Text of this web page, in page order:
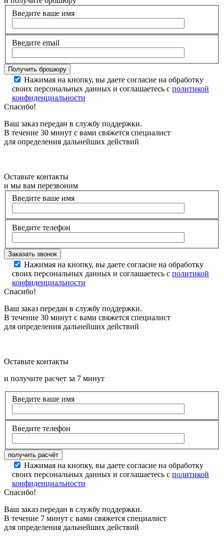
Введите ваше имя
Введите email
Нажимая на кнопку, вы даете согласие на обработку
своих персональных данных и соглашаетесь с политикой
конфиденциальности
Спасибо!
Ваш заказ передан в службу поддержки.
В течение 30 минут с вами свяжется специалист
для определения дальнейших действий
Оставьте контакты
и мы вам перезвоним
Введите ваше имя
Введите телефон
Нажимая на кнопку, вы даете согласие на обработку
своих персональных данных и соглашаетесь с политикой
конфиденциальности
Спасибо!
Ваш заказ передан в службу поддержки.
В течение 30 минут с вами свяжется специалист
для определения дальнейших действий
Оставьте контакты
и получите расчет за 7 минут
Введите ваше имя
Введите телефон
Нажимая на кнопку, вы даете согласие на обработку
своих персональных данных и соглашаетесь с политикой
конфиденциальности
Спасибо!
Ваш заказ передан в службу поддержки.
В течение 7 минут с вами свяжется специалист
для определения дальнейших действий